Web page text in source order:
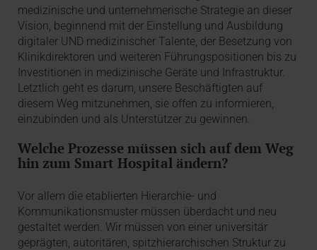
medizinische und unternehmerische Strategie an dieser
Vision, beginnend mit der Einstellung und Ausbildung
digitaler UND medizinischer Talente, der Besetzung von
Klinikdirektoren und weiteren Führungspositionen bis zu
Investitionen in medizinische Geräte und Infrastruktur.
Letztlich geht es darum, unsere Beschäftigten auf
diesem Weg mitzunehmen, sie offen zu informieren,
einzubinden und als Unterstützer zu gewinnen.
Welche Prozesse müssen sich auf dem Weg
hin zum Smart Hospital ändern?
Vor allem die etablierten Hierarchie- und
Kommunikationsmuster müssen überdacht und neu
gestaltet werden. Wir müssen von einer universitär
geprägten, autoritären, spitzhierarchischen Struktur zu